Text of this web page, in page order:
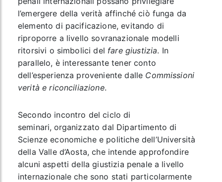
l’emergere della verità affinché ciò funga da
elemento di pacificazione, evitando di
riproporre a livello sovranazionale modelli
ritorsivi o simbolici del fare giustizia. In
parallelo, è interessante tener conto
dell’esperienza proveniente dalle Commissioni
verità e riconciliazione.
Secondo incontro del ciclo di
seminari, organizzato dal Dipartimento di
Scienze economiche e politiche dell’Università
della Valle d’Aosta, che intende approfondire
alcuni aspetti della giustizia penale a livello
internazionale che sono stati particolarmente